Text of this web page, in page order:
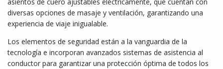
diversas opciones de masaje y ventilación, garantizando una
experiencia de viaje inigualable.
Los elementos de seguridad están a la vanguardia de la
tecnología e incorporan avanzados sistemas de asistencia al
conductor para garantizar una protección óptima de todos los